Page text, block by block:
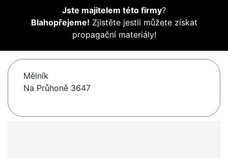
Jste majitelem této firmy?
Blahopřejeme! Zjistěte jestli můžete získat
propagační materiály!
Mělník
Na Průhoně 3647